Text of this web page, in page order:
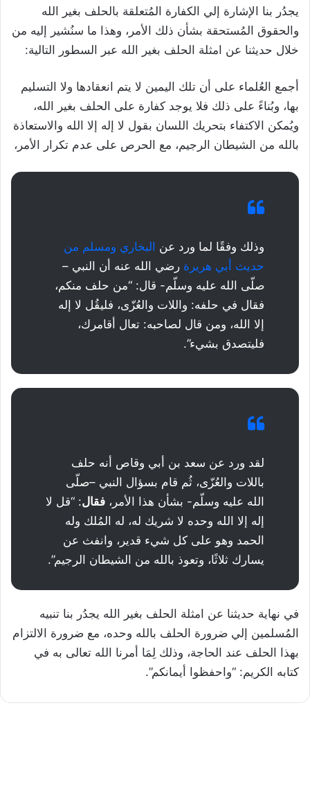
يجدُر بنا الإشارة إلي الكفارة المُتعلقة بالحلف بغير الله
والحقوق المُستحقة بشأن ذلك الأمر، وهذا ما سنُشير إليه من
خلال حديثنا عن امثلة الحلف بغير الله عبر السطور التالية:
أجمع العُلماء على أن تلك اليمين لا يتم انعقادها ولا التسليم
بها، وبُناءً على ذلك فلا يوجد كفارة على الحلف بغير الله،
ويُمكن الاكتفاء بتحريك اللسان بقول لا إله إلا الله والاستعاذة
بالله من الشيطان الرجيم، مع الحرص على عدم تكرار الأمر،
وذلك وفقًا لما ورد عن البخاري ومسلم من
حديث أبي هريرة رضي الله عنه أن النبي –
صلّى الله عليه وسلّم- قال: “من حلف منكم،
فقال في حلفه: واللات والعُزّى، فليقُل لا إله
إلا الله، ومن قال لصاحبه: تعال أقامرك،
فليتصدق بشيء”.
لقد ورد عن سعد بن أبي وقاص أنه حلف
باللات والعُزّى، ثُم قام بسؤال النبي –صلّى
الله عليه وسلّم- بشأن هذا الأمر، فقال: “قل لا
إله إلا الله وحده لا شريك له، له المُلك وله
الحمد وهو على كل شيء قدير، وانفث عن
يسارك ثلاثًا، وتعوذ بالله من الشيطان الرجيم”.
في نهاية حديثنا عن امثلة الحلف بغير الله يجدُر بنا تنبيه
المُسلمين إلي ضرورة الحلف بالله وحده، مع ضرورة الالتزام
بهذا الحلف عند الحاجة، وذلك لِمَا أمرنا الله تعالى به في
كتابه الكريم: “واحفظوا أيمانكم”.